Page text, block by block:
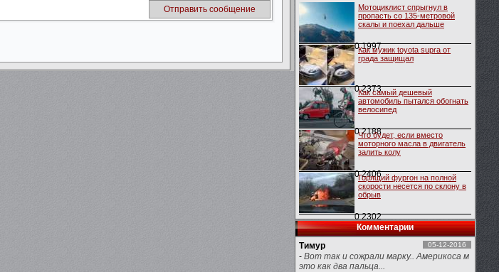
Мотоциклист спрыгнул в
пропасть со 135-метровой
скалы и поехал дальше
0 1997
Как мужик toyota supra от
града защищал
0 2373
Как самый дешевый
автомобиль пытался обогнать
велосипед
0 2188
Что будет, если вместо
моторного масла в двигатель
залить колу
0 2406
Горящий фургон на полной
скорости несется по склону в
обрыв
0 2302
Комментарии
Тимур
05-12-2016
- Вот так и сожрали марку.. Америкоса м
это как два пальца...